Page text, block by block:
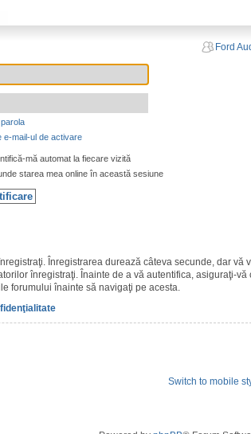
Ford
e-mail-ul de activare
mă automat la fiecare vizită
starea mea online în această sesiune
Înregistrarea durează câteva secunde, dar
înregistraţi. Înainte de a vă autentifica, asiguraţi-
forumului înainte să navigaţi pe acesta.
Switch to mobile